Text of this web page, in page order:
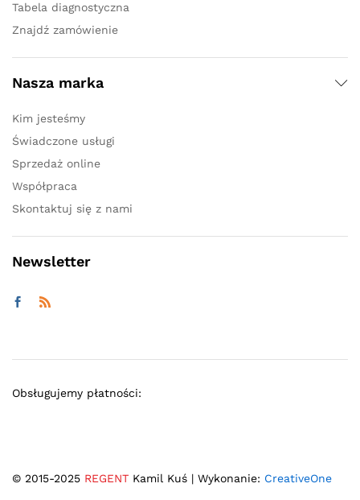
Tabela diagnostyczna
Znajdź zamówienie
Nasza marka
Kim jesteśmy
Świadczone usługi
Sprzedaż online
Współpraca
Skontaktuj się z nami
Newsletter
© 2015-2025 REGENT Kamil Kuś | Wykonanie: CreativeOne
Obsługujemy płatności: